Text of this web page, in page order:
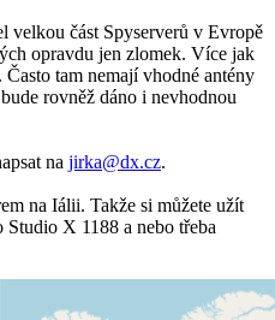
velkou část Spyserverů v Evropě
opravdu jen zlomek. Více jak
tam nemají vhodné antény
rovněž dáno i nevhodnou
na jirka@dx.cz.
na Iálii. Takže si můžete užít
X 1188 a nebo třeba